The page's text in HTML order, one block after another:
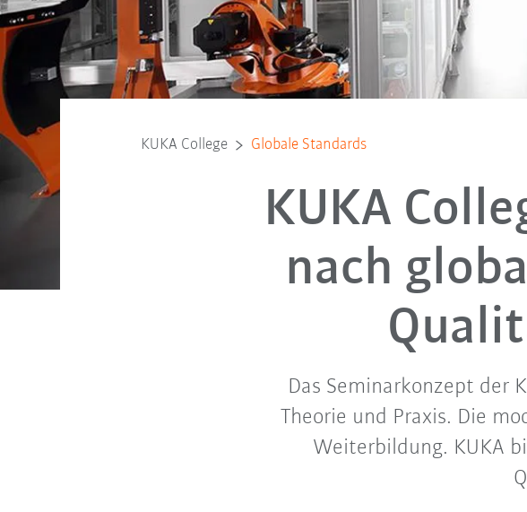
KUKA College Globale Standards
KUKA
nach
Das Seminarkonzept der
Theorie und Praxis. Die
Weiterbildung. KUKA